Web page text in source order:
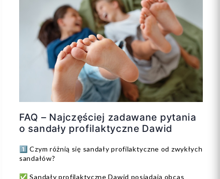
FAQ – Najczęściej zadawane pytania
o sandały profilaktyczne Dawid
1️⃣ Czym różnią się sandały profilaktyczne od zwykłych
sandałów?
✅ Sandały profilaktyczne Dawid posiadają obcas